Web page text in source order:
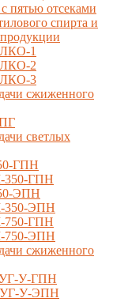
пятью отсеками
спирта и
1
2
3
сжиженного
светлых
ГПН
ГПН
ЭПН
ЭПН
ГПН
ЭПН
сжиженного
У-ГПН
У-ЭПН